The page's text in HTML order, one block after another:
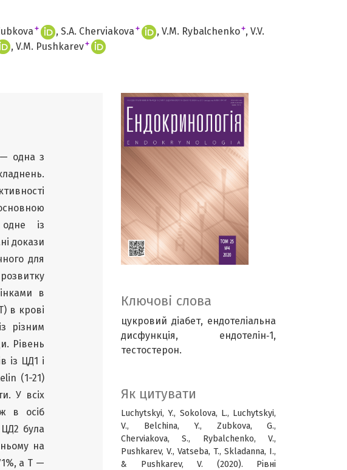
+ S.A. Cherviakova + V.M. Rybalchenko+ V.V.
V.M. Pushkarev+
Ключові слова
цукровий діабет, ендотеліальна
дисфункція, ендотелін‑1,
тестостерон.
Як цитувати
Luchytskyi, Y., Sokolova, L., Luchytskyi,
V., Belchina, Y., Zubkova, G.,
Cherviakova, S., Rybalchenko, V.,
Pushkarev, V., Vatseba, T., Skladanna, I.,
& Pushkarev, V. (2020). Рівні
— одна з
із
докази
для
в
в крові
різним
Рівень
із ЦД1 і
(1-21)
У всіх
в осіб
ЦД2 була
на
а Т —